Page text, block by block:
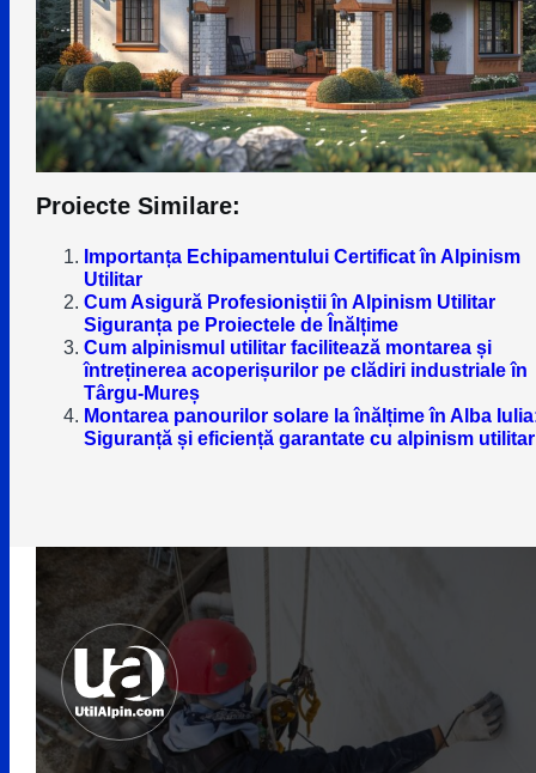
Proiecte Similare:
Importanța Echipamentului Certificat în Alpinism
Utilitar
Cum Asigură Profesioniștii în Alpinism Utilitar
Siguranța pe Proiectele de Înălțime
Cum alpinismul utilitar facilitează montarea și
întreținerea acoperișurilor pe clădiri industriale în
Târgu-Mureș
Montarea panourilor solare la înălțime în Alba
Siguranță și eficiență garantate cu alpinism utilitar